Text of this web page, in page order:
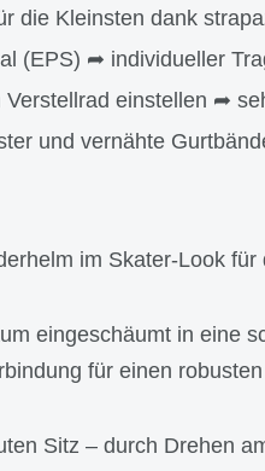
die Kleinsten dank
(EPS) ➦ individueller
einstellen ➦
und vernähte
im Skater-Look für
eingeschäumt in eine
für einen
Sitz – durch Drehen